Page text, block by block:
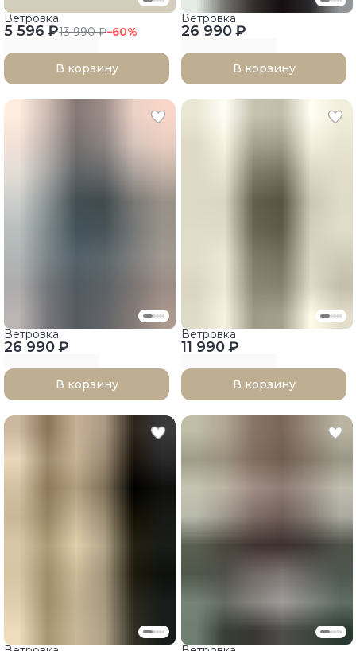
5 596 ₽13 990 ₽−60%
Ветровка
В корзину
26 990 ₽
Ветровка
В корзину
26 990 ₽
Ветровка
В корзину
11 990 ₽
Ветровка
В корзину